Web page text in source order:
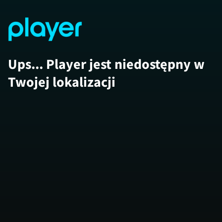
Ups... Player jest niedostępny w
Twojej lokalizacji